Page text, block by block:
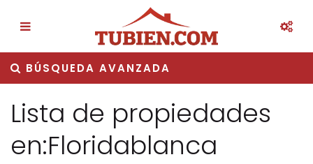
BÚSQUEDA AVANZADA
Lista de propiedades
en:Floridablanca